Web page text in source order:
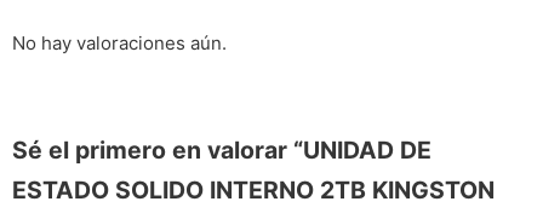
No hay valoraciones aún.
Sé el primero en valorar “UNIDAD DE
ESTADO SOLIDO INTERNO 2TB KINGSTON